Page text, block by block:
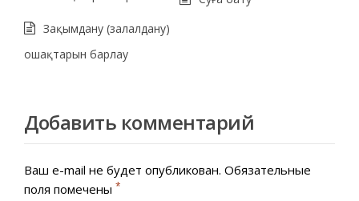
Зақымдану (залалдану)
ошақтарын барлау
Добавить комментарий
Ваш e-mail не будет опубликован. Обязательные
поля помечены *